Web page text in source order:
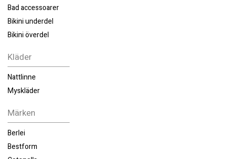
Bad accessoarer
Bikini underdel
Bikini överdel
Kläder
Nattlinne
Myskläder
Märken
Berlei
Bestform